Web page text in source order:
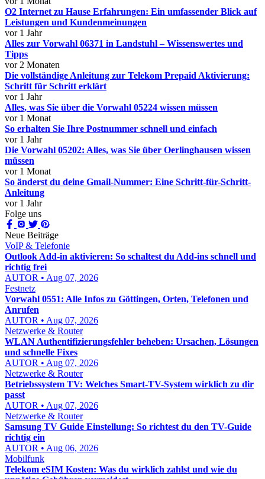
O2 Internet zu Hause Erfahrungen: Ein umfassender Blick auf
Leistungen und Kundenmeinungen
vor 1 Jahr
Alles zur Vorwahl 06371 in Landstuhl – Wissenswertes und
Tipps
vor 2 Monaten
Die vollständige Anleitung zur Telekom Prepaid Aktivierung:
Schritt für Schritt erklärt
vor 1 Jahr
Alles, was Sie über die Vorwahl 05224 wissen müssen
vor 1 Monat
So erhalten Sie Ihre Postnummer schnell und einfach
vor 1 Jahr
Die Vorwahl 05202: Alles, was Sie über Oerlinghausen wissen
müssen
vor 1 Monat
So änderst du deine Gmail-Nummer: Eine Schritt-für-Schritt-
Anleitung
vor 1 Jahr
Folge uns
Neue Beiträge
VoIP & Telefonie
Outlook Add-in aktivieren: So schaltest du Add-ins schnell und
richtig frei
AUTOR • Aug 07, 2026
Festnetz
Vorwahl 0551: Alle Infos zu Göttingen, Orten, Telefonen und
Anrufen
AUTOR • Aug 07, 2026
Netzwerke & Router
WLAN Authentifizierungsfehler beheben: Ursachen, Lösungen
und schnelle Fixes
AUTOR • Aug 07, 2026
Netzwerke & Router
Betriebssystem TV: Welches Smart-TV-System wirklich zu dir
passt
AUTOR • Aug 07, 2026
Netzwerke & Router
Samsung TV Guide Einstellung: So richtest du den TV-Guide
richtig ein
AUTOR • Aug 06, 2026
Mobilfunk
Telekom eSIM Kosten: Was du wirklich zahlst und wie du